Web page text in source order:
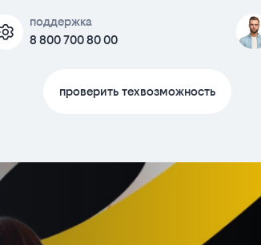
поддержка
8 800 700 80 00
проверить техвозможность